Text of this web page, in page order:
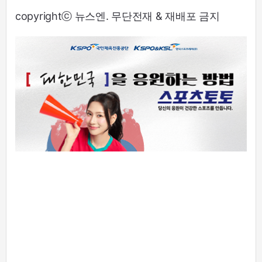
copyrightⓒ 뉴스엔. 무단전재 & 재배포 금지